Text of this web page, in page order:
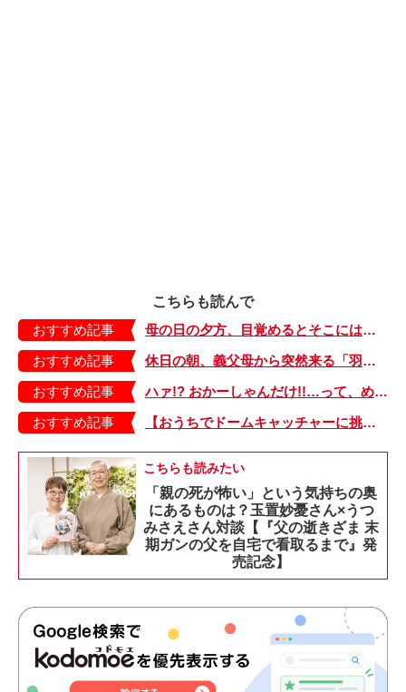
こちらも読んで
おすすめ記事
母の日の夕方、目覚めるとそこには…【大きくなってく娘と私・50】
おすすめ記事
休日の朝、義父母から突然来る「羽田につきました」の連絡に…【みんなのギリギリギフボ・8】
おすすめ記事
ハァ!? おかーしゃんだけ!!…って、めっちゃ怒るじゃん！【もちもち！おもちBOY・21】
おすすめ記事
【おうちでドームキャッチャーに挑戦だ】アンパンマン わくわくドームキャッチャー
こちらも読みたい
「親の死が怖い」という気持ちの奥
にあるものは？玉置妙憂さん×うつ
みさえさん対談【『父の逝きざま 末
期ガンの父を自宅で看取るまで』発
売記念】